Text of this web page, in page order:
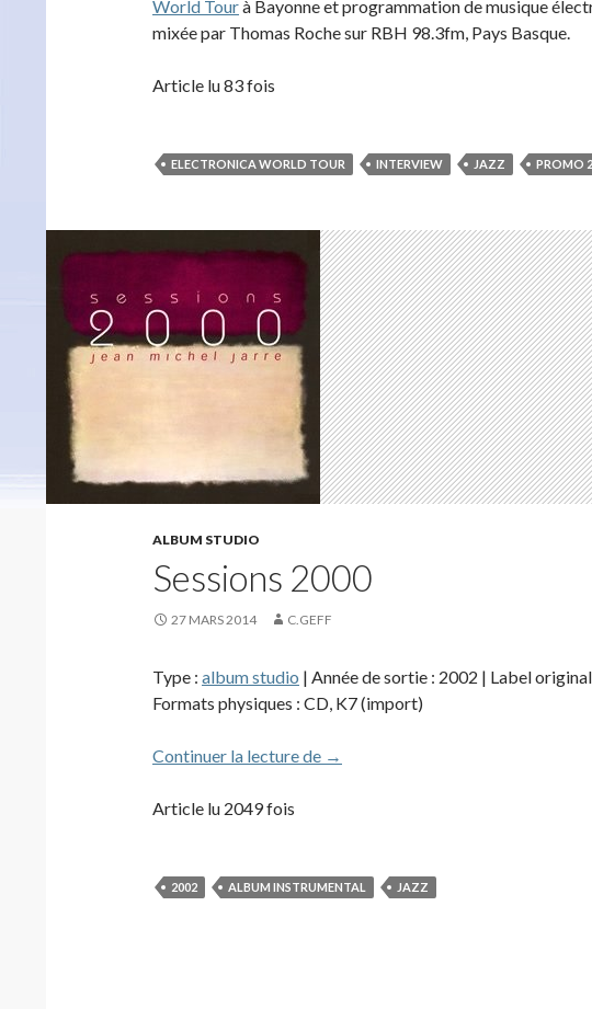
World Tourà Bayonne et programmation de musique
mixée par Thomas Roche sur RBH 98.3fm, Pays Basque.
Article lu 83 fois
ELECTRONICA WORLD TOUR INTERVIEW JAZZ PROMO
ALBUM STUDIO
Sessions 2000
27 MARS 2014 C.GEFF
Type : album studio | Année de sortie : 2002 | Label
Formats physiques : CD, K7 (import)
Continuer la lecture de Sessions 2000
→
Article lu 2049 fois
2002 ALBUM INSTRUMENTAL JAZZ